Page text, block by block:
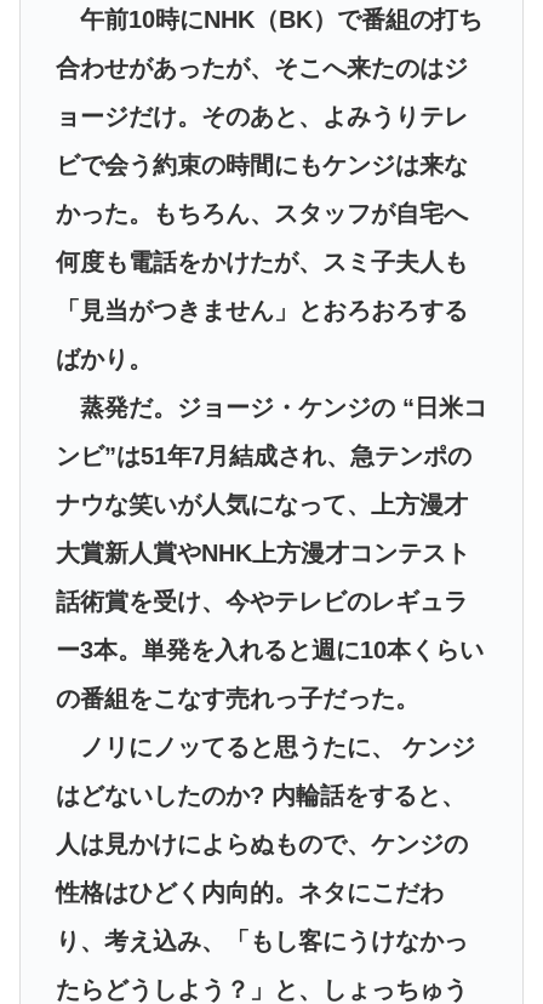
午前10時にNHK（BK）で番組の打ち
合わせがあったが、そこへ来たのはジ
ョージだけ。そのあと、よみうりテレ
ビで会う約束の時間にもケンジは来な
かった。もちろん、スタッフが自宅へ
何度も電話をかけたが、スミ子夫人も
「見当がつきません」とおろおろする
ばかり。
蒸発だ。ジョージ・ケンジの “日米コ
ンビ”は51年7月結成され、急テンポの
ナウな笑いが人気になって、上方漫才
大賞新人賞やNHK上方漫才コンテスト
話術賞を受け、今やテレビのレギュラ
ー3本。単発を入れると週に10本くらい
の番組をこなす売れっ子だった。
ノリにノッてると思うたに、 ケンジ
はどないしたのか? 内輪話をすると、
人は見かけによらぬもので、ケンジの
性格はひどく内向的。ネタにこだわ
り、考え込み、「もし客にうけなかっ
たらどうしよう？」と、しょっちゅう